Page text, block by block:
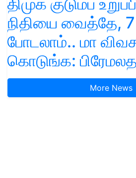
நிதியை வைத்தே,
போடலாம்.. மா
கொடுங்க:
More News